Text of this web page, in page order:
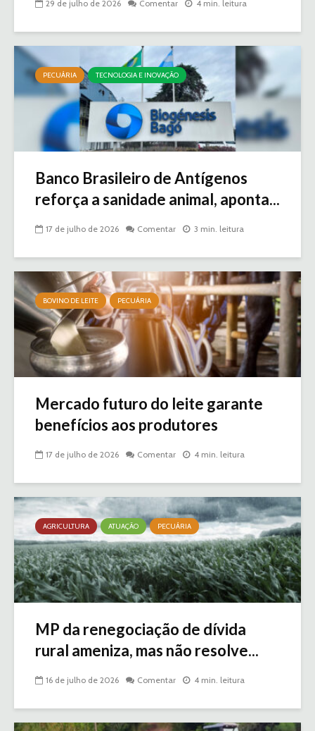
29 de julho de 2026 Comentar 4 min. leitura
PECUÁRIA TECNOLOGIA E INOVAÇÃO
Banco Brasileiro de Antígenos
reforça a sanidade animal, aponta...
17 de julho de 2026 Comentar 3 min. leitura
BOVINO DE LEITE PECUÁRIA
Mercado futuro do leite garante
benefícios aos produtores
17 de julho de 2026 Comentar 4 min. leitura
AGRICULTURA ATUAÇÃO PECUÁRIA
MP da renegociação de dívida
rural ameniza, mas não resolve...
16 de julho de 2026 Comentar 4 min. leitura